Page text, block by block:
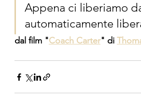
Appena ci liberiamo
automaticamente
dal film "Coach Carter" di